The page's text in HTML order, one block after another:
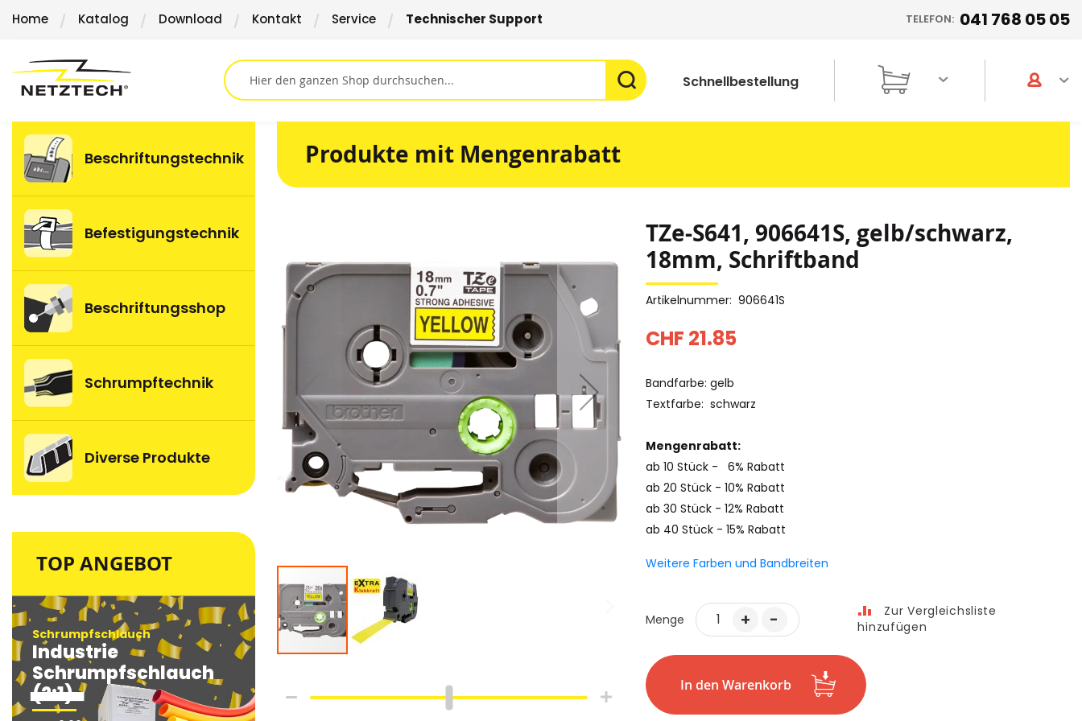
Direkt
Home Katalog Download Kontakt Service Technischer Support TELEFON: 041 768 05 05
Schnellbestellung
TOP ANGEBOT
Schrumpfschlauch
Industrie
Schrumpfschlauch
(2:1)
Schrumpfschlauch
Industrie
(2:1)
Schrumpfschlauch
(2:1)
Beschriftungstechnik
Befestigungstechnik
Beschriftungsshop
Schrumpftechnik
Diverse Produkte
Produkte mit Mengenrabatt
TZe-S641, 906641S, gelb/schwarz,
18mm, Schriftband
CHF 21.85
Artikelnummer 906641S
Bandfarbe: gelb
Textfarbe: schwarz
Mengenrabatt:
ab 10 Stück - 6% Rabatt
ab 20 Stück - 10% Rabatt
ab 30 Stück - 12% Rabatt
ab 40 Stück - 15% Rabatt
Weitere Farben und Bandbreiten
Menge -
+
In den Warenkorb
Zur Vergleichsliste
hinzufügen
zum
Ende
der
Bildergalerie